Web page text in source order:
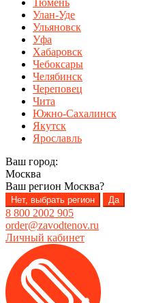
Улан-Уде
Ульяновск
Уфа
Хабаровск
Чебоксары
Челябинск
Череповец
Чита
Южно-Сахалинск
Якутск
Ярославль
Ваш город:
Москва
Ваш регион Москва?
Нет, выбрать регион Да
8 800 2002 905
order@zavodtenov.ru
Личный кабинет
Перейти
навигации
Перейти
содержимому